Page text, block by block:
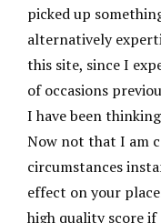
picked up
alternatively
this site, since I
of occasions
I have been
Now not that I am
circumstances
effect on your
high quality score